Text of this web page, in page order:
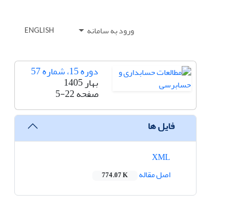
ورود به سامانه ENGLISH
دوره 15، شماره 57
بهار 1405
صفحه5-22
فایل ها
اصل مقاله
774.07 K